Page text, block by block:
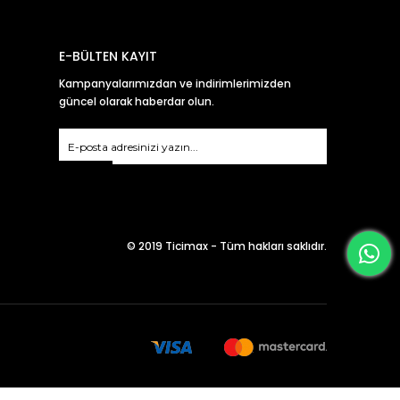
E-BÜLTEN KAYIT
Kampanyalarımızdan ve indirimlerimizden
güncel olarak haberdar olun.
© 2019 Ticimax - Tüm hakları saklıdır.